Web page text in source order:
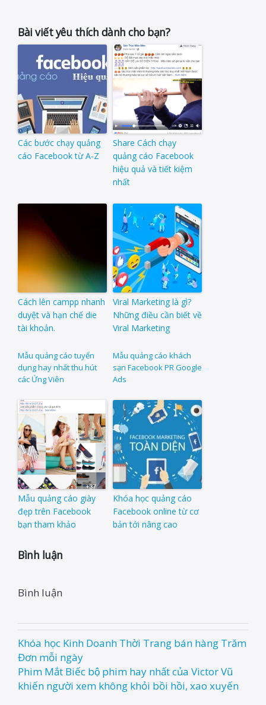
Bài viết yêu thích dành cho bạn?
Các bước chạy quảng
cáo Facebook từ A-Z
Share Cách chạy
quảng cáo Facebook
hiệu quả và tiết kiệm
nhất
Cách lên campp nhanh
duyệt và hạn chế die
tài khoản.
Viral Marketing là gì?
Những điều cần biết về
Viral Marketing
Mẫu quảng cáo tuyển
dụng hay nhất thu hút
các Ứng Viên
Mẫu quảng cáo khách
sạn Facebook PR Google
Ads
Mẫu quảng cáo giày
đẹp trên Facebook
bạn tham khảo
Khóa học quảng cáo
Facebook online từ cơ
bản tới nâng cao
Bình luận
Bình luận
Post
navigation
Khóa học Kinh Doanh Thời Trang bán hàng Trăm
Đơn mỗi ngày
Phim Mắt Biếc bộ phim hay nhất của Victor Vũ
khiến người xem không khỏi bồi hồi, xao xuyến